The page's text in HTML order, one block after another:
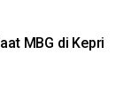
MBG di Kepri